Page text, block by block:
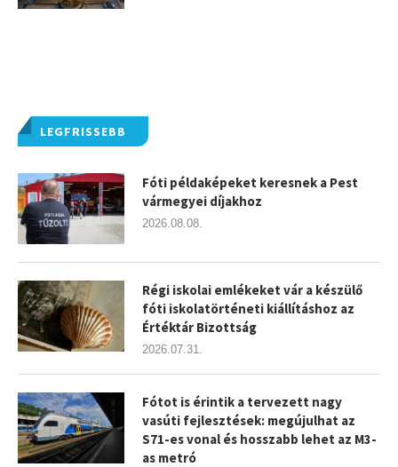
LEGFRISSEBB
Fóti példaképeket keresnek a Pest
vármegyei díjakhoz
2026.08.08.
Régi iskolai emlékeket vár a készülő
fóti iskolatörténeti kiállításhoz az
Értéktár Bizottság
2026.07.31.
Fótot is érintik a tervezett nagy
vasúti fejlesztések: megújulhat az
S71-es vonal és hosszabb lehet az M3-
as metró